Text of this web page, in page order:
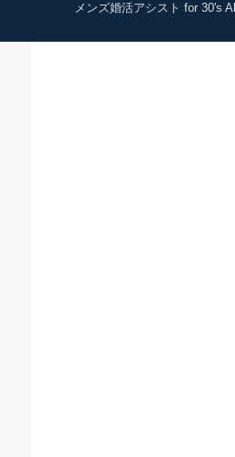
メンズ婚活アシスト for 30's